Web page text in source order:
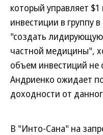
который управляет
инвестиции в группу
"создать
частной медицины",
объем инвестиций
Андриенко ожидает
доходности от
В "Инто-Сана" на